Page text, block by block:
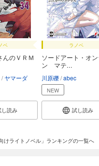
ベ
んのＶＲＭ
ヤマーダ
し読み
ラノベ
ソードアート・オ
ン マテ...
川原礫 abec
NEW
試し読み
けライトノベル」ランキングの一覧へ